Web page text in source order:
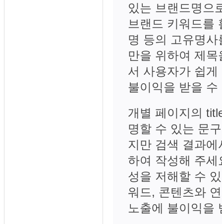
있는 브랜드명으
브랜드 키워드를
명 등의 고유명
만을 위하여 제
서 사용자가 쉽
불이익을 받을 수
개별 페이지의
명할 수 있는 문
지만 검색 결과
하여 작성해 주
성을 저해할 수
워드, 콘텐츠와
노출에 불이익을